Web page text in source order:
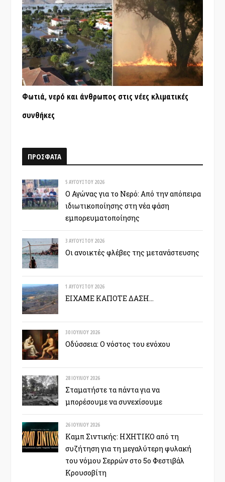
Φωτιά, νερό και άνθρωπος στις νέες κλιματικές
συνθήκες
ΠΡΟΣΦΑΤΑ
5 ΑΥΓΟΎΣΤΟΥ 2026
Ο Αγώνας για το Νερό: Από την απόπειρα
ιδιωτικοποίησης στη νέα φάση
εμπορευματοποίησης
3 ΑΥΓΟΎΣΤΟΥ 2026
Οι ανοικτές φλέβες της μετανάστευσης
1 ΑΥΓΟΎΣΤΟΥ 2026
ΕΙΧΑΜΕ ΚΑΠΟΤΕ ΔΑΣΗ…
30 ΙΟΥΛΊΟΥ 2026
Οδύσσεια: Ο νόστος του ενόχου
28 ΙΟΥΛΊΟΥ 2026
Σταματήστε τα πάντα για να
μπορέσουμε να συνεχίσουμε
26 ΙΟΥΛΊΟΥ 2026
Καμπ Σιντικής: ΗΧΗΤΙΚΟ από τη
συζήτηση για τη μεγαλύτερη φυλακή
του νόμου Σερρών στο 5ο Φεστιβάλ
Κρουσοβίτη